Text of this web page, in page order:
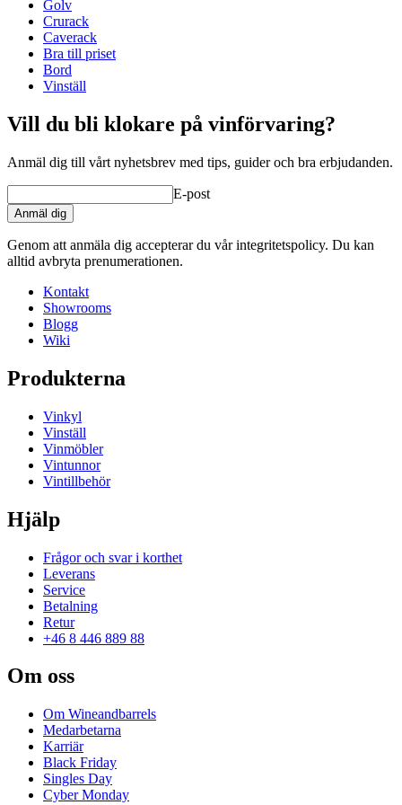
Golv
Crurack
Caverack
Bra till priset
Bord
Vinställ
Vill du bli klokare på vinförvaring?
Anmäl dig till vårt nyhetsbrev med tips, guider och bra erbjudanden.
E-post
Anmäl dig
Genom att anmäla dig accepterar du vår integritetspolicy. Du kan
alltid avbryta prenumerationen.
Kontakt
Showrooms
Blogg
Wiki
Produkterna
Vinkyl
Vinställ
Vinmöbler
Vintunnor
Vintillbehör
Hjälp
Frågor och svar i korthet
Leverans
Service
Betalning
Retur
+46 8 446 889 88
Om oss
Om Wineandbarrels
Medarbetarna
Karriär
Black Friday
Singles Day
Cyber Monday